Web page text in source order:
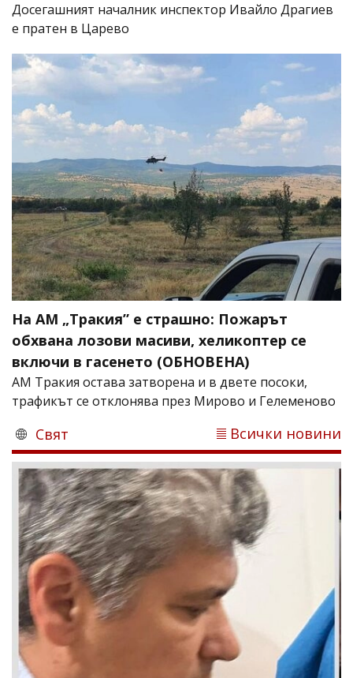
Досегашният началник инспектор Ивайло Драгиев
е пратен в Царево
На АМ „Тракия” е страшно: Пожарът
обхвана лозови масиви, хеликоптер се
включи в гасенето (ОБНОВЕНА)
АМ Тракия остава затворена и в двете посоки,
трафикът се отклонява през Мирово и Гелеменово
Свят Всички новини